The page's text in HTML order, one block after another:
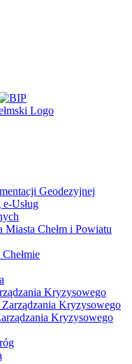
Instagram
Geodezyjnej
Usług
Chełm i Powiatu
Kryzysowego
Kryzysowego
Kryzysowego